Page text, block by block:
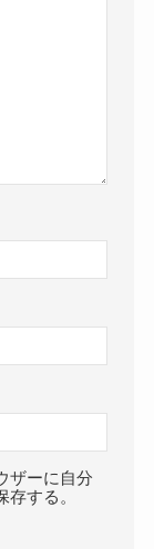
ザーに自分
する。